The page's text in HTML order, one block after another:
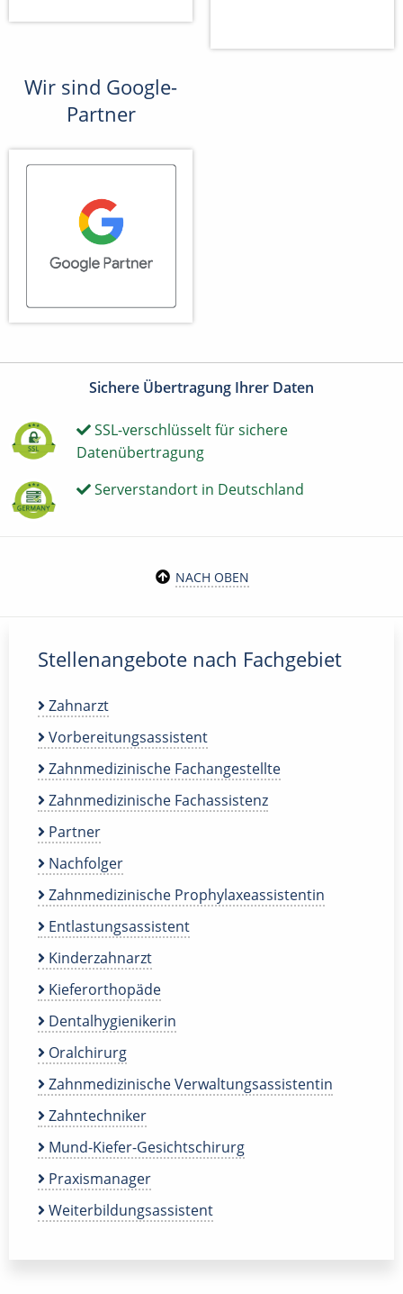
Wir sind Google-
Partner
Sichere Übertragung Ihrer Daten
SSL-verschlüsselt für sichere
Datenübertragung
Serverstandort in Deutschland
NACH OBEN
Stellenangebote nach Fachgebiet
Zahnarzt
Vorbereitungsassistent
Zahnmedizinische Fachangestellte
Zahnmedizinische Fachassistenz
Partner
Nachfolger
Zahnmedizinische Prophylaxeassistentin
Entlastungsassistent
Kinderzahnarzt
Kieferorthopäde
Dentalhygienikerin
Oralchirurg
Zahnmedizinische Verwaltungsassistentin
Zahntechniker
Mund-Kiefer-Gesichtschirurg
Praxismanager
Weiterbildungsassistent